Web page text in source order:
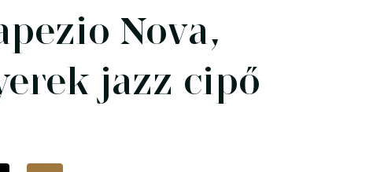
Nova,
jazz cipő